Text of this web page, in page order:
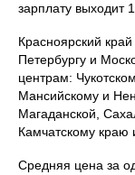
зарплату выходит
Красноярский
Петербургу и
центрам:
Мансийскому и
Магаданской,
Камчатскому краю
Средняя цена за